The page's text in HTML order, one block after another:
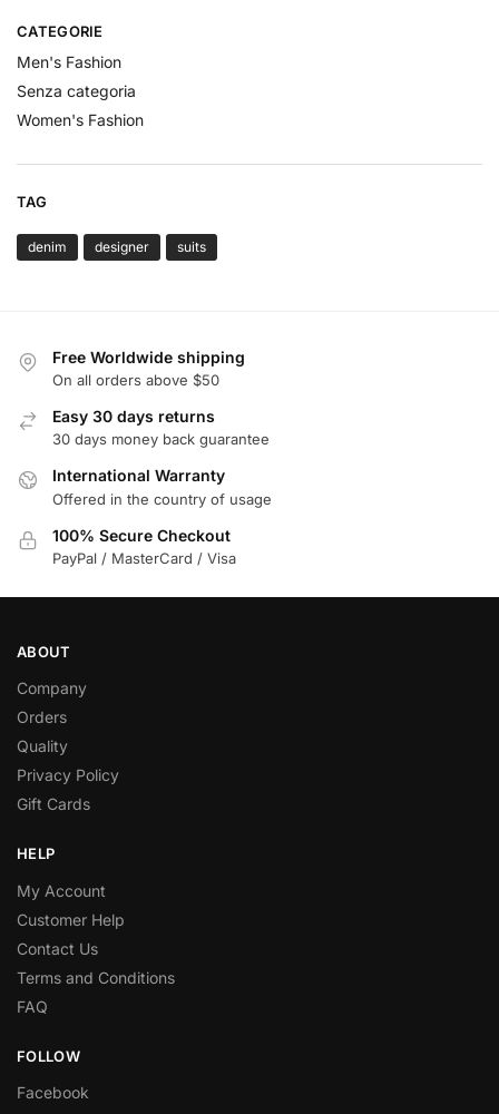
CATEGORIE
Men's Fashion
Senza categoria
Women's Fashion
TAG
denim designer suits
Free Worldwide shipping
On all orders above $50
Easy 30 days returns
30 days money back guarantee
International Warranty
Offered in the country of usage
100% Secure Checkout
PayPal / MasterCard / Visa
ABOUT
Company
Orders
Quality
Privacy Policy
Gift Cards
HELP
My Account
Customer Help
Contact Us
Terms and Conditions
FAQ
FOLLOW
Facebook